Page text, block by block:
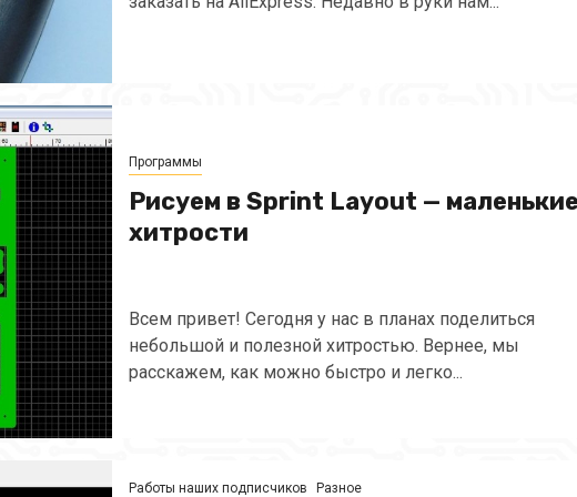
Программы
Рисуем в Sprint Layout —
хитрости
Всем привет! Сегодня у нас в планах поделиться
небольшой и полезной хитростью. Вернее, мы
расскажем, как можно быстро и легко...
Работы наших подписчиков Разное